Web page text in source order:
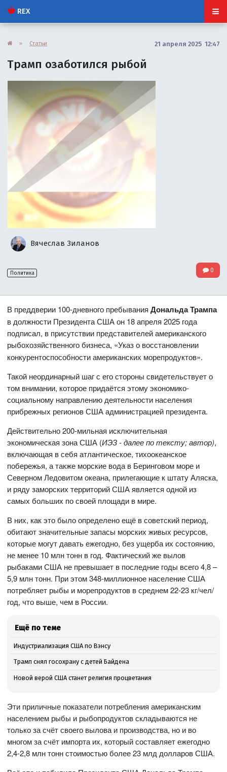
REX
» Статьи 21 апреля 2025 12:47
Трамп озаботился рыбой
Вячеслав Зиланов
Политика 0
В преддверии 100-дневного пребыванияДональда Трампа
в должности Президента США он 18 апреля 2025 года
подписал, в присутствии представителей американского
рыбохозяйственного бизнеса, «Указо восстановлении
конкурентоспособности американских морепродуктов».
Такой неординарный шаг с его стороны свидетельствует о
том внимании, которое придаётся этому экономико-
социальному направлению деятельности населения
прибрежных регионов США администрацией президента.
Действительно 200-мильная исключительная
экономическая зона США (ИЭЗ - далее по тексту; автор),
включающая в себя атлантическое, тихоокеанское
побережья, а также морские вода в Беринговом море и
Северном Ледовитом океана, прилегающие к штату Аляска,
и ряду заморских территорий США является одной из
самых больших по своей площади в мире.
В них, как это было определено ещё в советский период,
обитают значительные запасы морских живых ресурсов,
которые могут давать ежегодно, без ущерба их состоянию,
не менее 10 млн тонн в год. Фактический же вылов
рыбаками США не превышает в последние годы всего 4,8 –
5,9 млн тонн. При этом 348-миллионное население США
потребляет рыбы и морепродуктов в среднем 22-23 кг/чел/
год, что выше, чем в России.
Ещё по теме
Индустриализация США по Вэнсу
Трамп снял госохрану с детей Байдена
Новой верой США станет религия процветания
Эти приличные показатели потребления американским
населением рыбы и рыбопродуктов складываются не
только за счёт своего вылова и производства, но и во
многом за счёт импорта их, который составляет ежегодно
2,4-2,8 млн тонн стоимостью более 23 млд долларов США.